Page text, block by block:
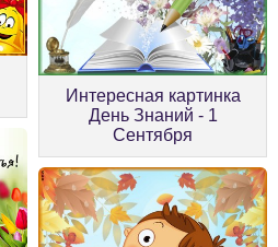
Интересная картинка
День Знаний - 1
Сентября